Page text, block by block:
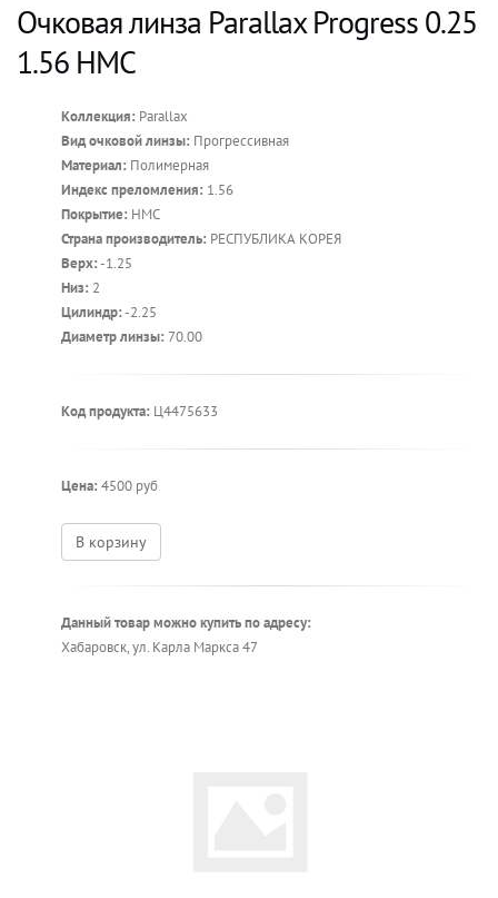
Очковая линза Parallax Progress 0.25
1.56 HMC
Коллекция: Parallax
Вид очковой линзы: Прогрессивная
Материал: Полимерная
Индекс преломления: 1.56
Покрытие: HMC
Страна производитель: РЕСПУБЛИКА КОРЕЯ
Верх:-1.25
Низ: 2
Цилиндр:-2.25
Диаметр линзы: 70.00
Код продукта: Ц4475633
Цена: 4500 руб
В корзину
Данный товар можно купить по адресу:
Хабаровск, ул. Карла Маркса 47